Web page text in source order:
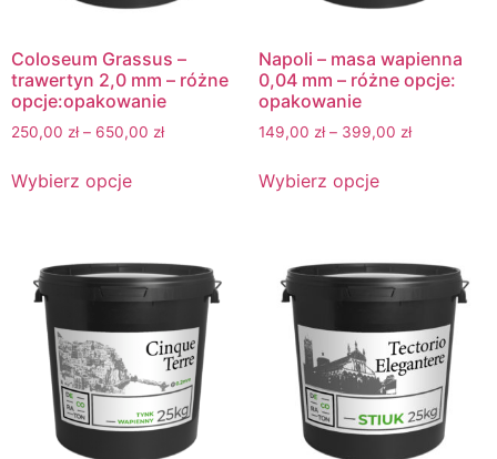
Coloseum Grassus –
trawertyn 2,0 mm – różne
opcje:opakowanie
250,00 zł – 650,00 zł
Wybierz opcje
Napoli – masa wapienna
0,04 mm – różne opcje:
opakowanie
149,00 zł – 399,00 zł
Wybierz opcje